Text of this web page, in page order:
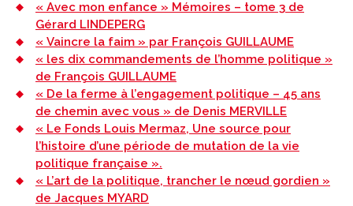
« Avec mon enfance » Mémoires – tome 3 de
Gérard LINDEPERG
« Vaincre la faim » par François GUILLAUME
« les dix commandements de l’homme politique »
de François GUILLAUME
« De la ferme à l’engagement politique – 45 ans
de chemin avec vous » de Denis MERVILLE
« Le Fonds Louis Mermaz, Une source pour
l’histoire d’une période de mutation de la vie
politique française ».
« L’art de la politique, trancher le nœud gordien »
de Jacques MYARD